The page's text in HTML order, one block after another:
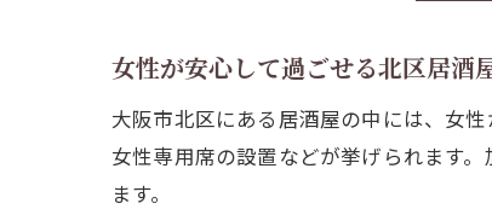
女性が安心して過ごせる北区居酒
大阪市北区にある居酒屋の中には、女
女性専用席の設置などが挙げられます
ます。